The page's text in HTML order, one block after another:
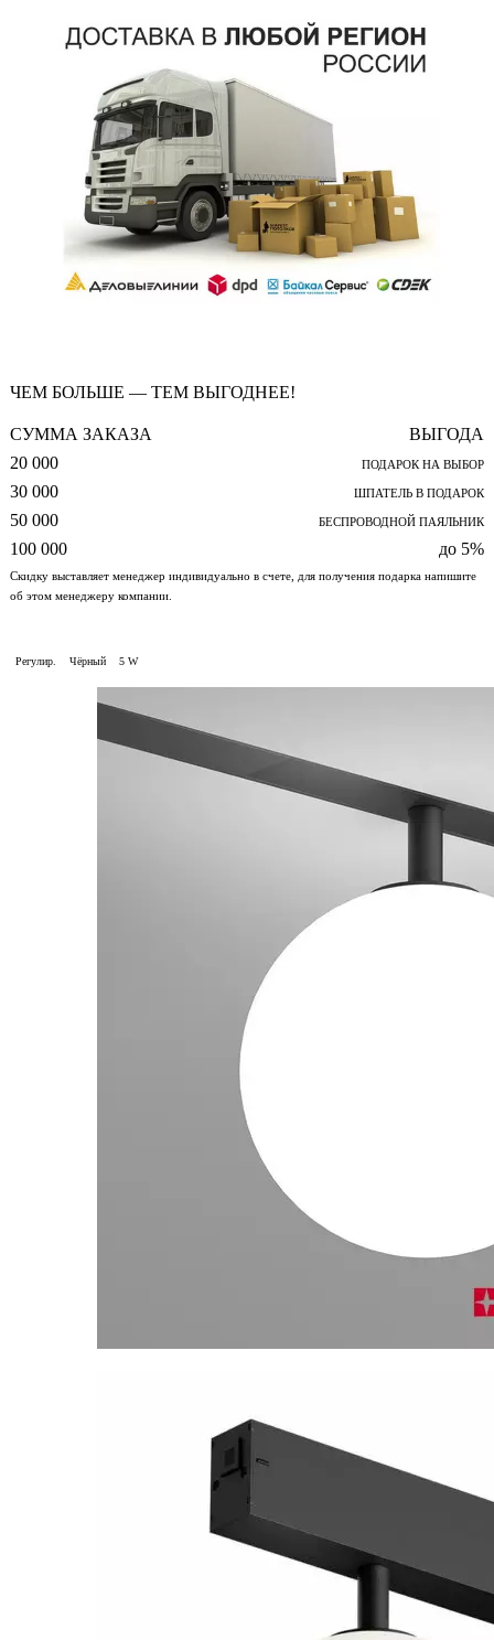
ЧЕМ БОЛЬШЕ — ТЕМ ВЫГОДНЕЕ!
СУММА ЗАКАЗА
ВЫГОДА
20 000
ПОДАРОК НА ВЫБОР
30 000 ШПАТЕЛЬ В ПОДАРОК
50 000 БЕСПРОВОДНОЙ ПАЯЛЬНИК
100 000 до 5%
Скидку выставляет менеджер индивидуально в счете, для получения подарка напишите
об этом менеджеру компании.
Регулир. Чёрный 5 W